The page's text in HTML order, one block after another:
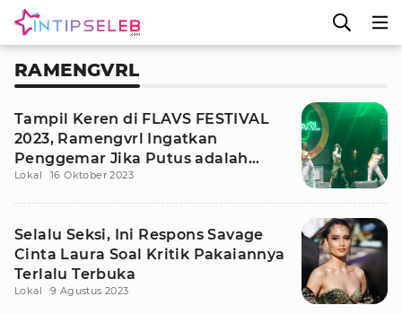
RAMENGVRL
Tampil Keren di FLAVS FESTIVAL
2023, Ramengvrl Ingatkan
Penggemar Jika Putus adalah
Bagian Kehidupan
Lokal 16 Oktober 2023
Selalu Seksi, Ini Respons Savage
Cinta Laura Soal Kritik Pakaiannya
Terlalu Terbuka
Lokal 9 Agustus 2023